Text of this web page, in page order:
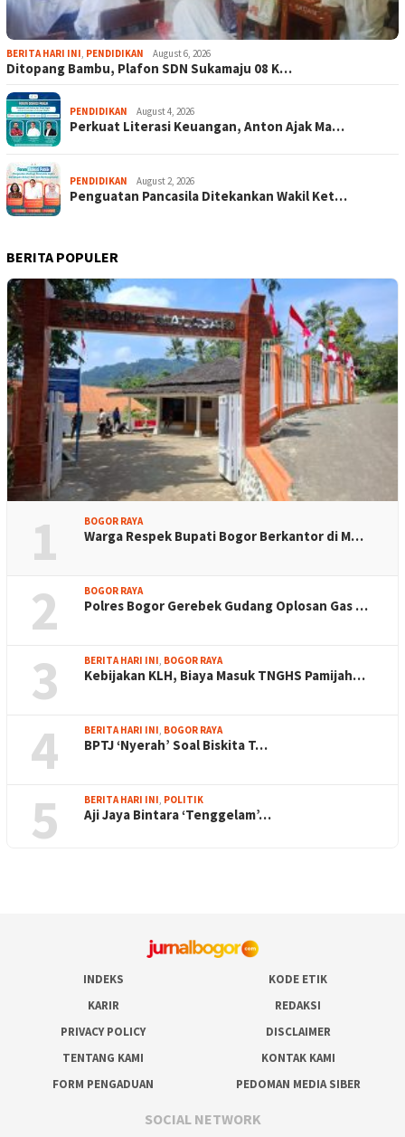
BERITA HARI INI PENDIDIKAN August 6, 2026
Ditopang Bambu, Plafon SDN Sukamaju 08 K…
PENDIDIKAN August 4, 2026
Perkuat Literasi Keuangan, Anton Ajak Ma…
PENDIDIKAN August 2, 2026
Penguatan Pancasila Ditekankan Wakil Ket…
BERITA POPULER
1 BOGOR RAYA
Warga Respek Bupati Bogor Berkantor di M…
2 BOGOR RAYA
Polres Bogor Gerebek Gudang Oplosan Gas …
3 BERITA HARI INI BOGOR RAYA
Kebijakan KLH, Biaya Masuk TNGHS Pamijah…
4 BERITA HARI INI BOGOR RAYA
BPTJ ‘Nyerah’ Soal Biskita T…
5 BERITA HARI INI POLITIK
Aji Jaya Bintara ‘Tenggelam’…
INDEKS
KODE ETIK
KARIR
REDAKSI
PRIVACY POLICY
DISCLAIMER
TENTANG KAMI
KONTAK KAMI
FORM PENGADUAN
PEDOMAN MEDIA SIBER
SOCIAL NETWORK